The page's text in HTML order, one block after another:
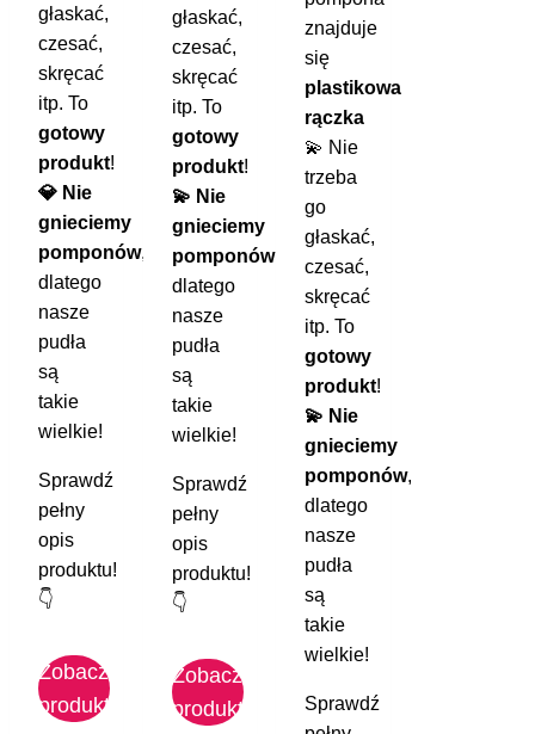
głaskać,
czesać,
skręcać
itp. To
gotowy
produkt!
💎 Nie
gnieciemy
pomponów,
dlatego
nasze
pudła
są
takie
wielkie!
Sprawdź
pełny
opis
produktu!
👇
Zobacz
produkt
głaskać,
czesać,
skręcać
itp. To
gotowy
produkt!
💫 Nie
gnieciemy
pomponów,
dlatego
nasze
pudła
są
takie
wielkie!
Sprawdź
pełny
opis
produktu!
👇
Zobacz
produkt
znajduje
się
plastikowa
rączka
💫 Nie
trzeba
go
głaskać,
czesać,
skręcać
itp. To
gotowy
produkt!
💫 Nie
gnieciemy
pomponów,
dlatego
nasze
pudła
są
takie
wielkie!
Sprawdź